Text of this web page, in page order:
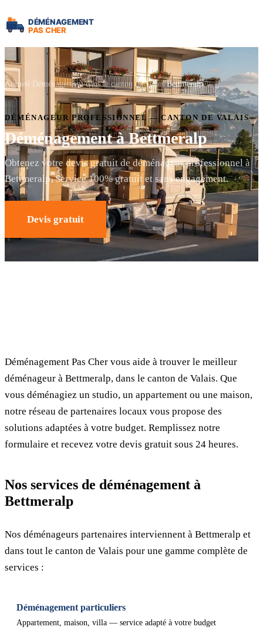
Accueil Déménagement dans le canton de Valais Bettmeralp
DÉMÉNAGEUR PROFESSIONNEL — CANTON DE VALAIS
Déménagement à Bettmeralp
Obtenez votre devis gratuit de déménageur professionnel à
Bettmeralp. Service 100% gratuit et sans engagement.
Devis gratuit
Déménagement Pas Cher vous aide à trouver le meilleur
déménageur à Bettmeralp, dans le canton de Valais. Que
vous déménagiez un studio, un appartement ou une maison,
notre réseau de partenaires locaux vous propose des
solutions adaptées à votre budget. Remplissez notre
formulaire et recevez votre devis gratuit sous 24 heures.
Nos services de déménagement à
Bettmeralp
Nos déménageurs partenaires interviennent à Bettmeralp et
dans tout le canton de Valais pour une gamme complète de
services :
Déménagement particuliers
Appartement, maison, villa — service adapté à votre budget